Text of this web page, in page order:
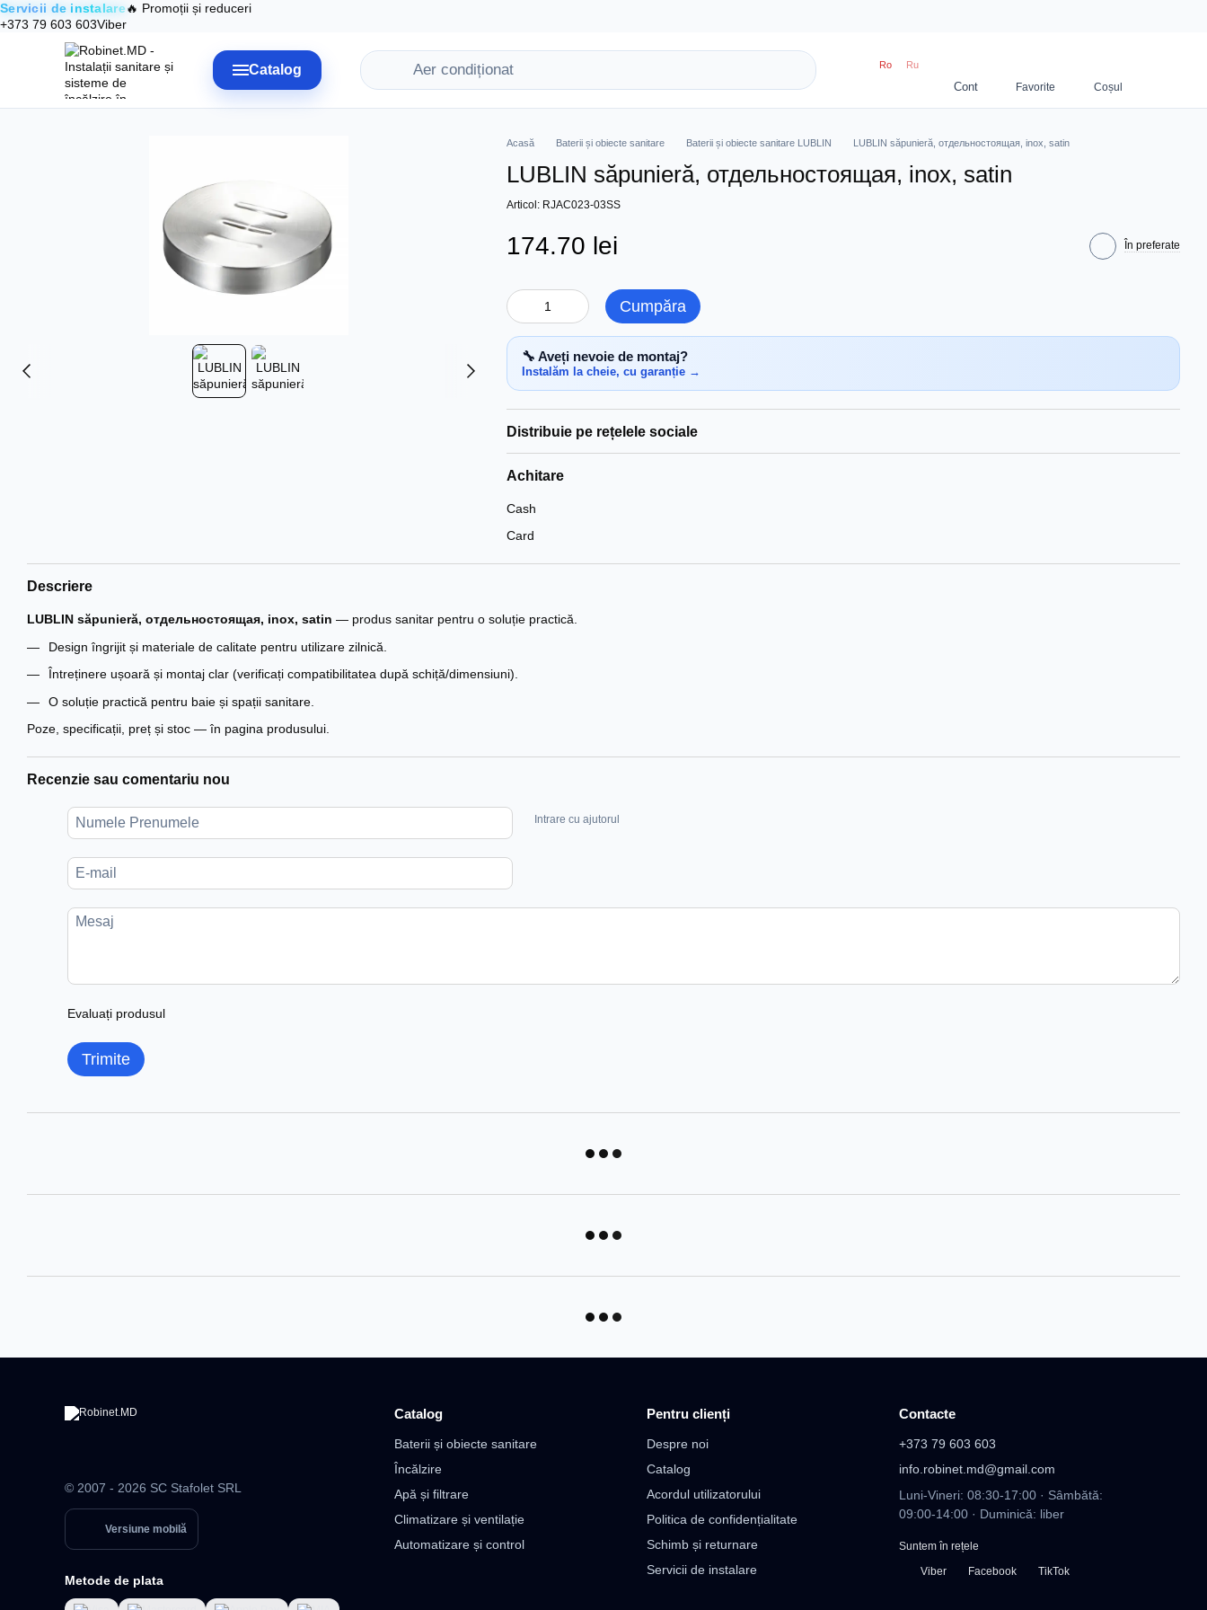
Mergi la conținutul principal
Servicii de instalare🔥 Promoții și reduceri
+373 79 603 603Viber
Catalog Ro Ru
Acasă Baterii și obiecte sanitare Baterii și obiecte sanitare LUBLIN LUBLIN săpunieră, отдельностоящая, inox, satin
LUBLIN săpunieră, отдельностоящая, inox, satin
Articol: RJAC023-03SS
174.70 lei În preferate
Cumpăra
🔧 Aveți nevoie de montaj?
Instalăm la cheie, cu garanție →
Distribuie pe rețelele sociale
Achitare
Cash
Card
Descriere
LUBLIN săpunieră, отдельностоящая, inox, satin — produs sanitar pentru o soluție practică.
Design îngrijit și materiale de calitate pentru utilizare zilnică.
Întreținere ușoară și montaj clar (verificați compatibilitatea după schiță/dimensiuni).
O soluție practică pentru baie și spații sanitare.
Poze, specificații, preț și stoc — în pagina produsului.
Recenzie sau comentariu nou
Intrare cu ajutorul
Evaluați produsul
Trimite
© 2007 - 2026 SC Stafolet SRL
Versiune mobilă
Metode de plata
Catalog
Baterii și obiecte sanitare
Încălzire
Apă și filtrare
Climatizare și ventilație
Automatizare și control
Pentru clienți
Despre noi
Catalog
Acordul utilizatorului
Politica de confidențialitate
Schimb și returnare
Servicii de instalare
Contacte
+373 79 603 603
info.robinet.md@gmail.com
Luni-Vineri: 08:30-17:00 · Sâmbătă:
09:00-14:00 · Duminică: liber
Suntem în rețele
Viber
Facebook TikTok